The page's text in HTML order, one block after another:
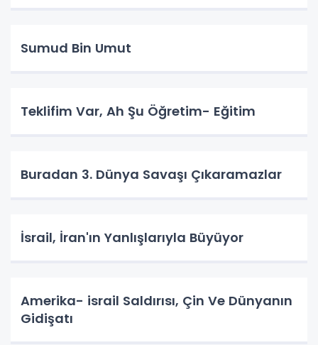
Sumud Bin Umut
Teklifim Var, Ah Şu Öğretim- Eğitim
Buradan 3. Dünya Savaşı Çıkaramazlar
İsrail, İran'ın Yanlışlarıyla Büyüyor
Amerika- israil Saldırısı, Çin Ve Dünyanın
Gidişatı